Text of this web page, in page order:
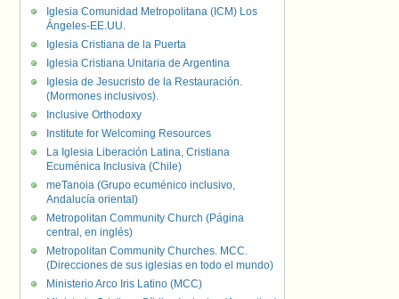
Iglesia Comunidad Metropolitana (ICM) Los
Ángeles-EE.UU.
Iglesia Cristiana de la Puerta
Iglesia Cristiana Unitaria de Argentina
Iglesia de Jesucristo de la Restauración.
(Mormones inclusivos).
Inclusive Orthodoxy
Institute for Welcoming Resources
La Iglesia Liberación Latina, Cristiana
Ecuménica Inclusiva (Chile)
meTanoia (Grupo ecuménico inclusivo,
Andalucía oriental)
Metropolitan Community Church (Página
central, en inglés)
Metropolitan Community Churches. MCC.
(Direcciones de sus iglesias en todo el mundo)
Ministerio Arco Iris Latino (MCC)